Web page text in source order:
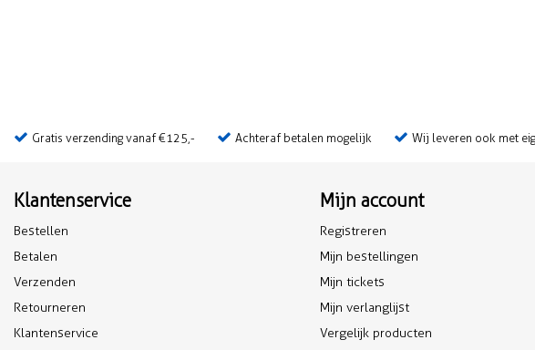
Gratis verzending vanaf €125,- Achteraf betalen mogelijk Wij leveren ook met
Klantenservice
Bestellen
Betalen
Verzenden
Retourneren
Klantenservice
Mijn account
Registreren
Mijn bestellingen
Mijn tickets
Mijn verlanglijst
Vergelijk producten